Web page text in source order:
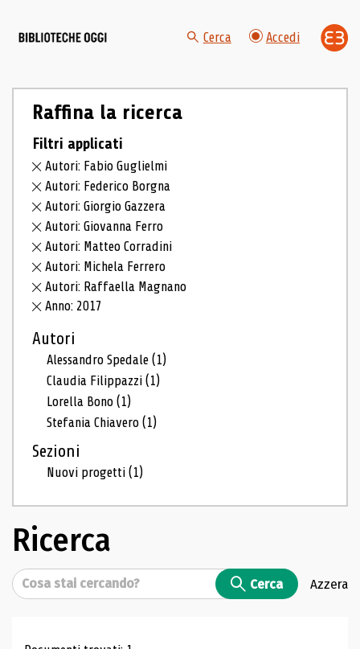
Cerca Accedi
Raffina la ricerca
Filtri applicati
Autori: Fabio Guglielmi
Autori: Federico Borgna
Autori: Giorgio Gazzera
Autori: Giovanna Ferro
Autori: Matteo Corradini
Autori: Michela Ferrero
Autori: Raffaella Magnano
Anno: 2017
Autori
Alessandro Spedale(1)
Claudia Filippazzi(1)
Lorella Bono(1)
Stefania Chiavero(1)
Sezioni
Nuovi progetti(1)
Ricerca
Cerca Cerca Azzera